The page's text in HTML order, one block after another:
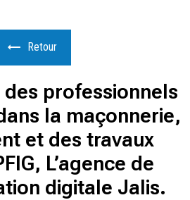
Retour
professionnels
la maçonnerie,
et des travaux
L’agence de
digitale Jalis.